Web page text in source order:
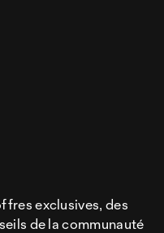
exclusives, des
de la communauté